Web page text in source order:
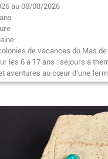
au 08/08/2026
de vacances du Mas
les 6 à 17 ans : séjours à
aventures au cœur d'une